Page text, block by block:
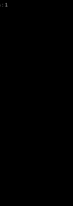
: 1